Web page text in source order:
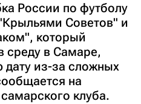
России по футболу
Советов" и
который
среду в Самаре,
дату из-за сложных
на
клуба.